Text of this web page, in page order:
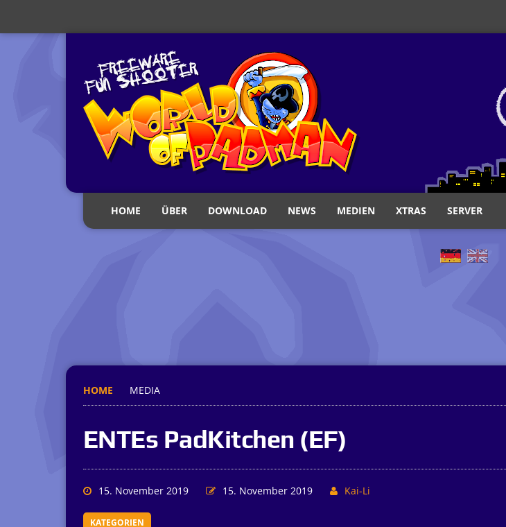
HOME ÜBER DOWNLOAD NEWS MEDIEN XTRAS SERVER
HOME MEDIA
ENTEs PadKitchen (EF)
15. November 2019 15. November 2019 Kai-Li
KATEGORIEN